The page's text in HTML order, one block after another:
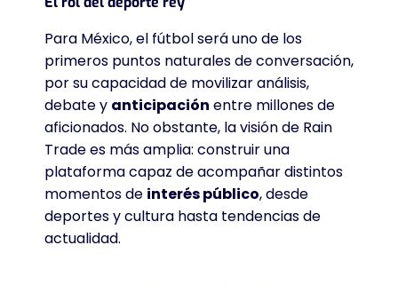
Para México, el fútbol será uno de los
primeros puntos naturales de conversación,
por su capacidad de movilizar análisis,
debate y anticipación entre millones de
aficionados. No obstante, la visión de Rain
Trade es más amplia: construir una
plataforma capaz de acompañar distintos
momentos de interés público, desde
deportes y cultura hasta tendencias de
actualidad.